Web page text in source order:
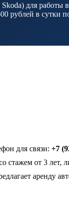
Skoda) для
рублей в сутки
для связи: +7
стажем от 3 лет,
аренду